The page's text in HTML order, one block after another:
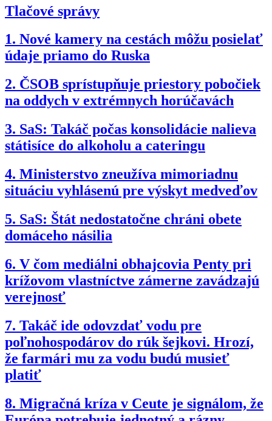
Tlačové správy
1. Nové kamery na cestách môžu posielať
údaje priamo do Ruska
2. ČSOB sprístupňuje priestory pobočiek
na oddych v extrémnych horúčavách
3. SaS: Takáč počas konsolidácie nalieva
státisíce do alkoholu a cateringu
4. Ministerstvo zneužíva mimoriadnu
situáciu vyhlásenú pre výskyt medveďov
5. SaS: Štát nedostatočne chráni obete
domáceho násilia
6. V čom mediálni obhajcovia Penty pri
krížovom vlastníctve zámerne zavádzajú
verejnosť
7. Takáč ide odovzdať vodu pre
poľnohospodárov do rúk šejkovi. Hrozí,
že farmári mu za vodu budú musieť
platiť
8. Migračná kríza v Ceute je signálom, že